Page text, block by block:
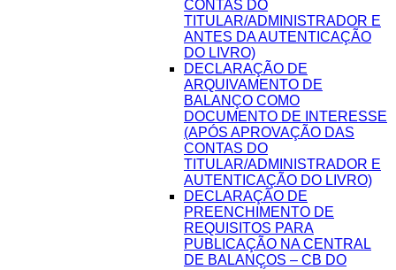
CONTAS DO
TITULAR/ADMINISTRADOR E
ANTES DA AUTENTICAÇÃO
DO LIVRO)
DECLARAÇÃO DE
ARQUIVAMENTO DE
BALANÇO COMO
DOCUMENTO DE INTERESSE
(APÓS APROVAÇÃO DAS
CONTAS DO
TITULAR/ADMINISTRADOR E
AUTENTICAÇÃO DO LIVRO)
DECLARAÇÃO DE
PREENCHIMENTO DE
REQUISITOS PARA
PUBLICAÇÃO NA CENTRAL
DE BALANÇOS – CB DO